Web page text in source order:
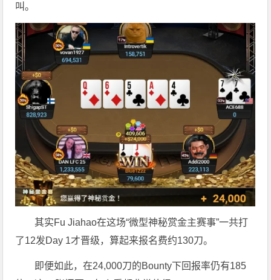
叫。
其实Fu Jiahao在这场“微型神秘赏金主赛事”一共打
了12发Day 1才晋级，算起来报名费约130刀。
即便如此，在24,000刀的Bounty下回报率仍有185